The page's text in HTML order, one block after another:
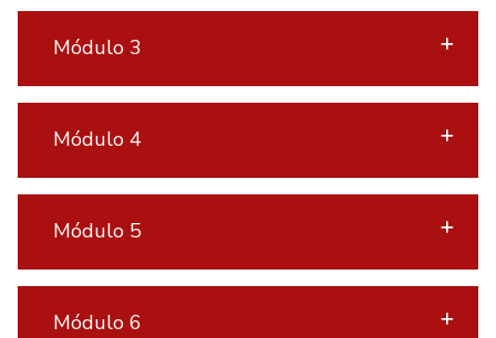
Módulo 3
Módulo 4
Módulo 5
Módulo 6